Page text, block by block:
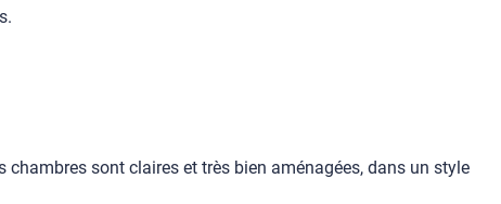
sont claires et très bien aménagées, dans un style